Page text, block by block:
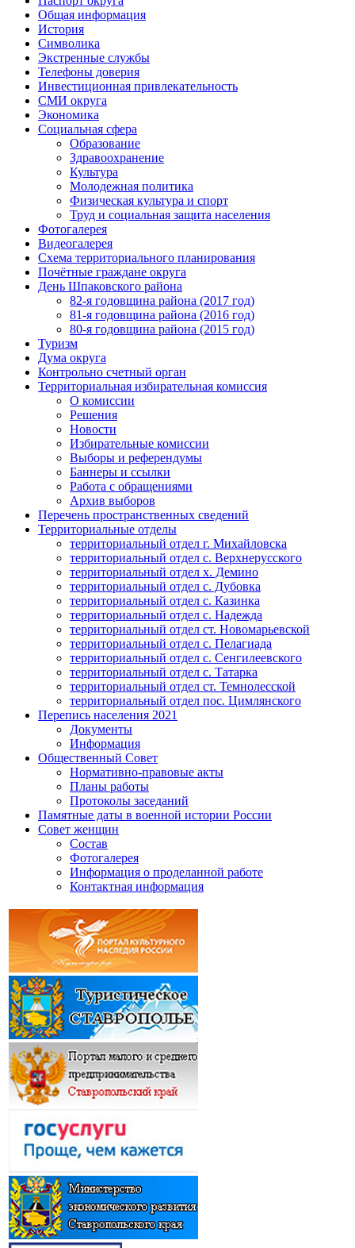
Общая информация
История
Символика
Экстренные службы
Телефоны доверия
Инвестиционная привлекательность
СМИ округа
Экономика
Социальная сфера
Образование
Здравоохранение
Культура
Молодежная политика
Физическая культура и спорт
Труд и социальная защита населения
Фотогалерея
Видеогалерея
Схема территориального планирования
Почётные граждане округа
День Шпаковского района
82-я годовщина района (2017 год)
81-я годовщина района (2016 год)
80-я годовщина района (2015 год)
Туризм
Дума округа
Контрольно счетный орган
Территориальная избирательная комиссия
О комиссии
Решения
Новости
Избирательные комиссии
Выборы и референдумы
Баннеры и ссылки
Работа с обращениями
Архив выборов
Перечень пространственных сведений
Территориальные отделы
территориальный отдел г. Михайловска
территориальный отдел с. Верхнерусского
территориальный отдел х. Демино
территориальный отдел с. Дубовка
территориальный отдел с. Казинка
территориальный отдел с. Надежда
территориальный отдел ст. Новомарьевской
территориальный отдел с. Пелагиада
территориальный отдел с. Сенгилеевского
территориальный отдел с. Татарка
территориальный отдел ст. Темнолесской
территориальный отдел пос. Цимлянского
Перепись населения 2021
Документы
Информация
Общественный Совет
Нормативно-правовые акты
Планы работы
Протоколы заседаний
Памятные даты в военной истории России
Совет женщин
Состав
Фотогалерея
Информация о проделанной работе
Контактная информация